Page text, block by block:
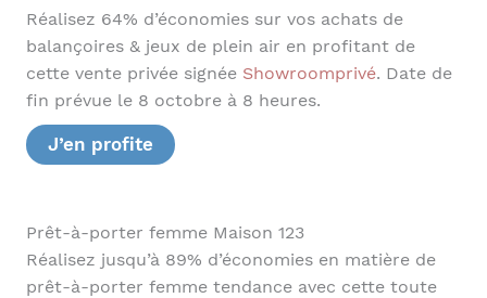
Réalisez 64% d’économies sur vos achats de
balançoires & jeux de plein air en profitant de
cette vente privée signée Showroomprivé. Date de
fin prévue le 8 octobre à 8 heures.
J’en profite
Prêt-à-porter femme Maison 123
Réalisez jusqu’à 89% d’économies en matière de
prêt-à-porter femme tendance avec cette toute